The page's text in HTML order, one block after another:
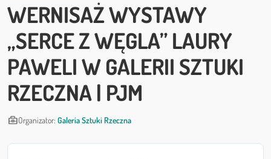
WERNISAŻ WYSTAWY
„SERCE Z WĘGLA” LAURY
PAWELI W GALERII SZTUKI
RZECZNA | PJM
business_centerOrganizator: Galeria Sztuki Rzeczna